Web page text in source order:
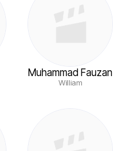
Muhammad Fauzan
William